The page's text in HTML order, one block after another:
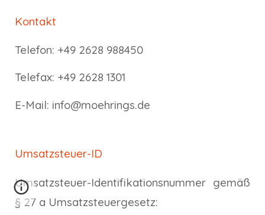
Kontakt
Telefon: +49 2628 988450
Telefax: +49 2628 1301
E-Mail: info@moehrings.de
Umsatzsteuer-ID
Umsatzsteuer-Identifikationsnummer gemäß
§ 27 a Umsatzsteuergesetz: